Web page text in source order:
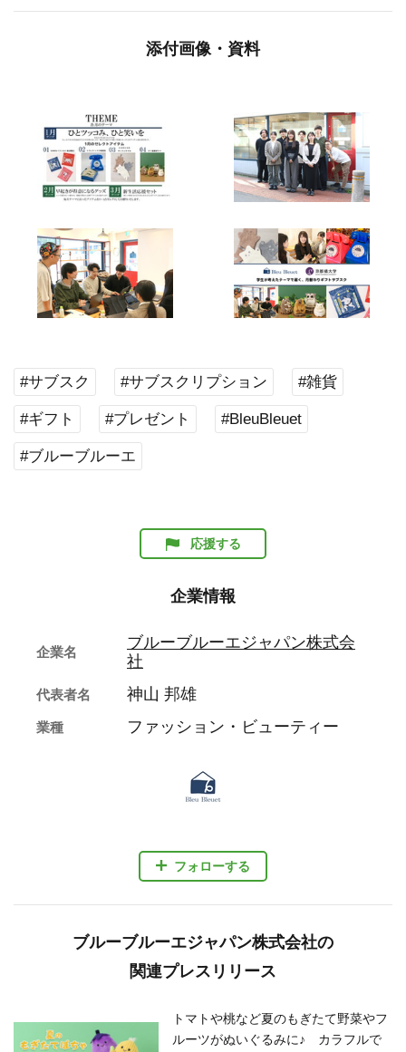
添付画像・資料
#サブスク #サブスクリプション #雑貨
#ギフト #プレゼント #BleuBleuet
#ブルーブルーエ
応援する
企業情報
フォローする
企業名
ブルーブルーエジャパン株式会
社
代表者名 神山 邦雄
業種 ファッション・ビューティー
ブルーブルーエジャパン株式会社の
関連プレスリリース
トマトや桃など夏のもぎたて野菜やフ
ルーツがぬいぐるみに♪ カラフルで